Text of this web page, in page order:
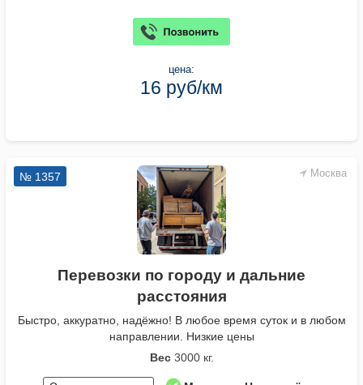
цена:
16 руб/км
Москва
№ 1357
Перевозки по городу и дальние
расстояния
Быстро, аккуратно, надёжно! В любое время суток и в любом
направлении. Низкие цены
Вес3000 кг.